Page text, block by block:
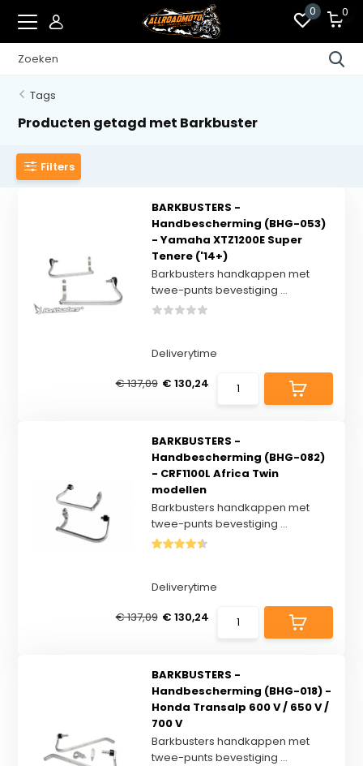
0 0
Tags
Producten getagd met Barkbuster
Filters
BARKBUSTERS -
Handbescherming (BHG-053)
- Yamaha XTZ1200E Super
Tenere ('14+)
Barkbusters handkappen met
twee-punts bevestiging ...
Deliverytime
€ 137,09 € 130,24
BARKBUSTERS -
Handbescherming (BHG-082)
- CRF1100L Africa Twin
modellen
Barkbusters handkappen met
twee-punts bevestiging ...
Deliverytime
€ 137,09 € 130,24
BARKBUSTERS -
Handbescherming (BHG-018) -
Honda Transalp 600 V / 650 V /
700 V
Barkbusters handkappen met
twee-punts bevestiging ...